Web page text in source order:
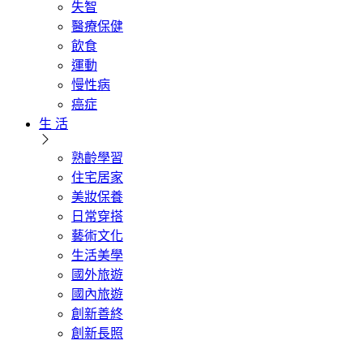
失智
醫療保健
飲食
運動
慢性病
癌症
生 活
熟齡學習
住宅居家
美妝保養
日常穿搭
藝術文化
生活美學
國外旅遊
國內旅遊
創新善終
創新長照